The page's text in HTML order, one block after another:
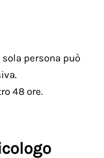
persona può
48 ore.